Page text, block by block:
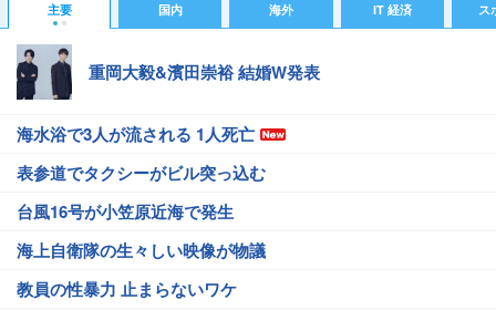
主要 国内 海外 IT 経済 ス
重岡大毅&濱田崇裕 結婚W発表
海水浴で3人が流される 1人死亡
表参道でタクシーがビル突っ込む
台風16号が小笠原近海で発生
海上自衛隊の生々しい映像が物議
教員の性暴力 止まらないワケ